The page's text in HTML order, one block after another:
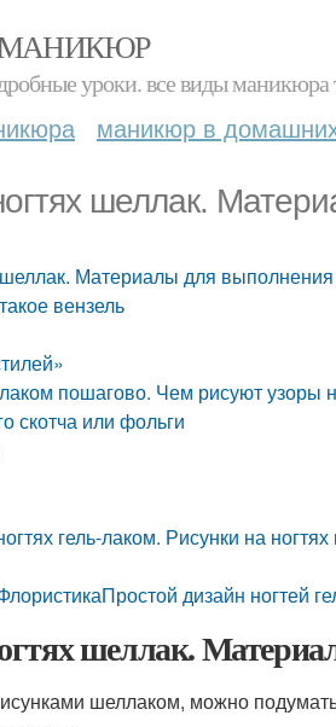
уроки. все виды маникюра
маникюр в
шеллак.
шеллак. Материалы для
вензель
пошагово. Чем рисуют узоры
скотча или фольги
гель-лаком. Рисунки на ногтях
дизайн ногтей
шеллак.
шеллаком, можно